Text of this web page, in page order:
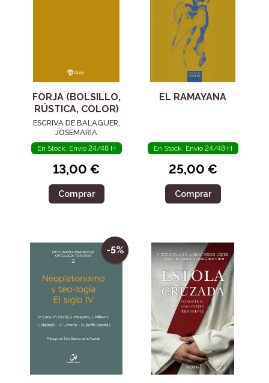
FORJA (BOLSILLO,
RÚSTICA, COLOR)
ESCRIVA DE BALAGUER,
JOSEMARIA
En Stock. Envío 24/48 H
13,00 €
Comprar
EL RAMAYANA
En Stock. Envío 24/48 H
25,00 €
Comprar
-5%